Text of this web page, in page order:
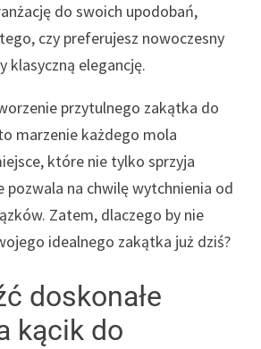
do swoich upodobań,
czy preferujesz nowoczesny
klasyczną elegancję.
przytulnego zakątka do
marzenie każdego mola
które nie tylko sprzyja
pozwala na chwilę wytchnienia od
Zatem, dlaczego by nie
idealnego zakątka już dziś?
doskonałe
kącik do